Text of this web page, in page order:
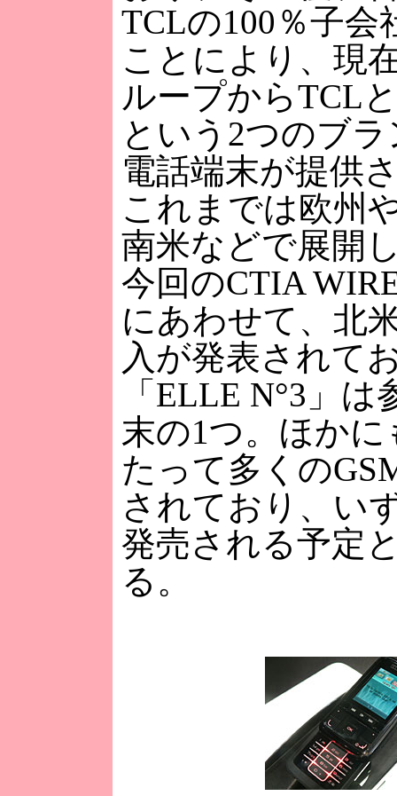
TCLの100％子会
ことにより、現
ループからTCL
という2つのブ
電話端末が提供
これまでは欧州
南米などで展開
今回のCTIA
にあわせて、北
入が発表されて
「ELLE N°3」
末の1つ。ほか
たって多くの
されており、い
発売される予定
る。